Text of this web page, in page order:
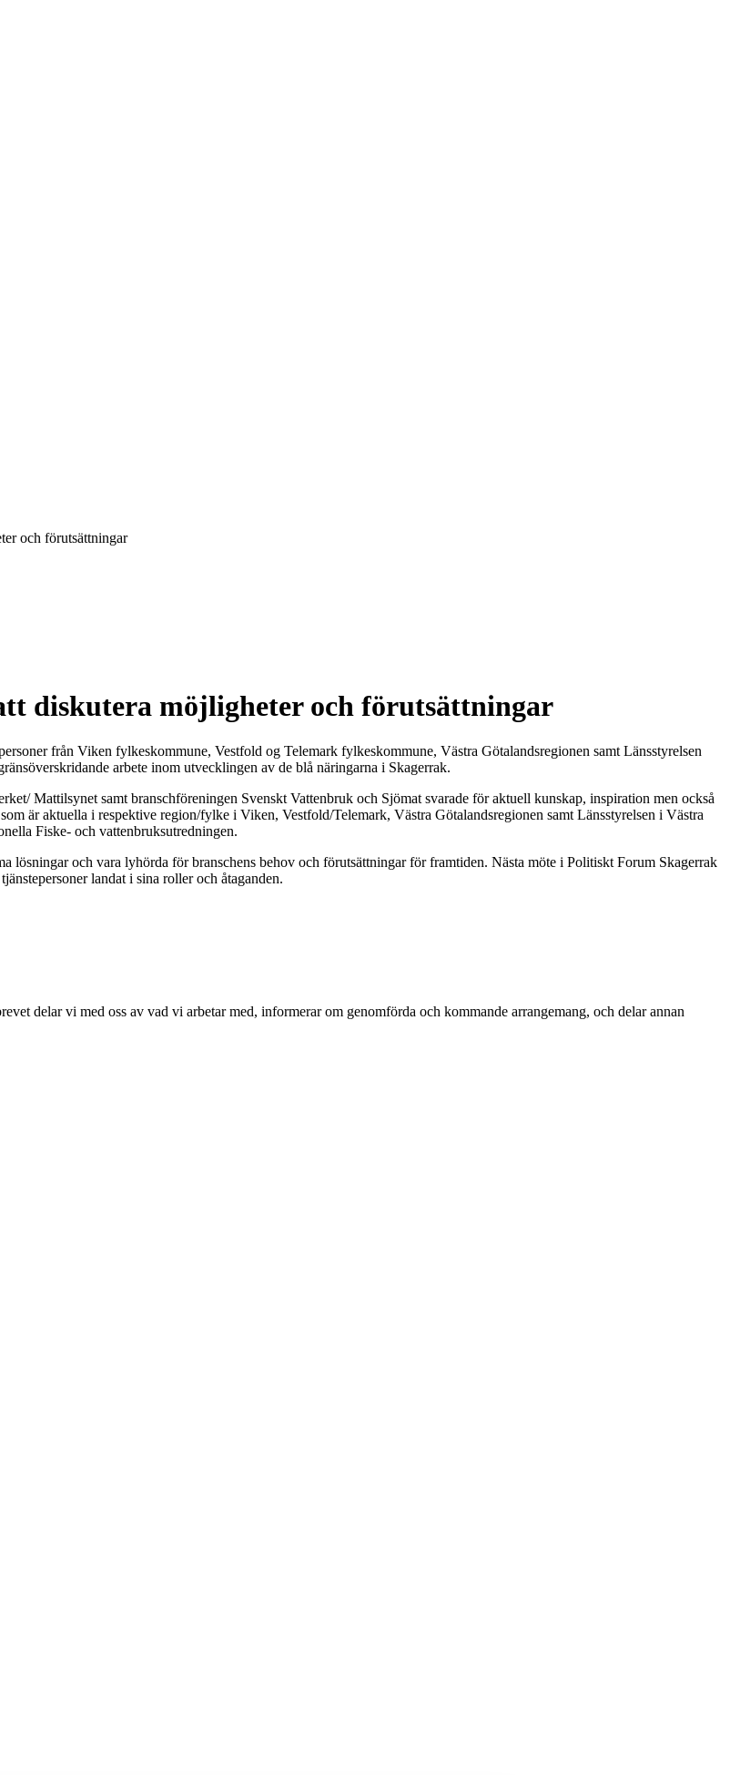
och förutsättningar
diskutera möjligheter och förutsättningar
från Viken fylkeskommune, Vestfold og Telemark fylkeskommune, Västra Götalandsregionen samt Länsstyrelsen
arbete inom utvecklingen av de blå näringarna i Skagerrak.
Mattilsynet samt branschföreningen Svenskt Vattenbruk och Sjömat svarade för aktuell kunskap, inspiration men också
är aktuella i respektive region/fylke i Viken, Vestfold/Telemark, Västra Götalandsregionen samt Länsstyrelsen i Västra
Fiske- och vattenbruksutredningen.
lösningar och vara lyhörda för branschens behov och förutsättningar för framtiden. Nästa möte i Politiskt Forum Skagerrak
landat i sina roller och åtaganden.
delar vi med oss av vad vi arbetar med, informerar om genomförda och kommande arrangemang, och delar annan